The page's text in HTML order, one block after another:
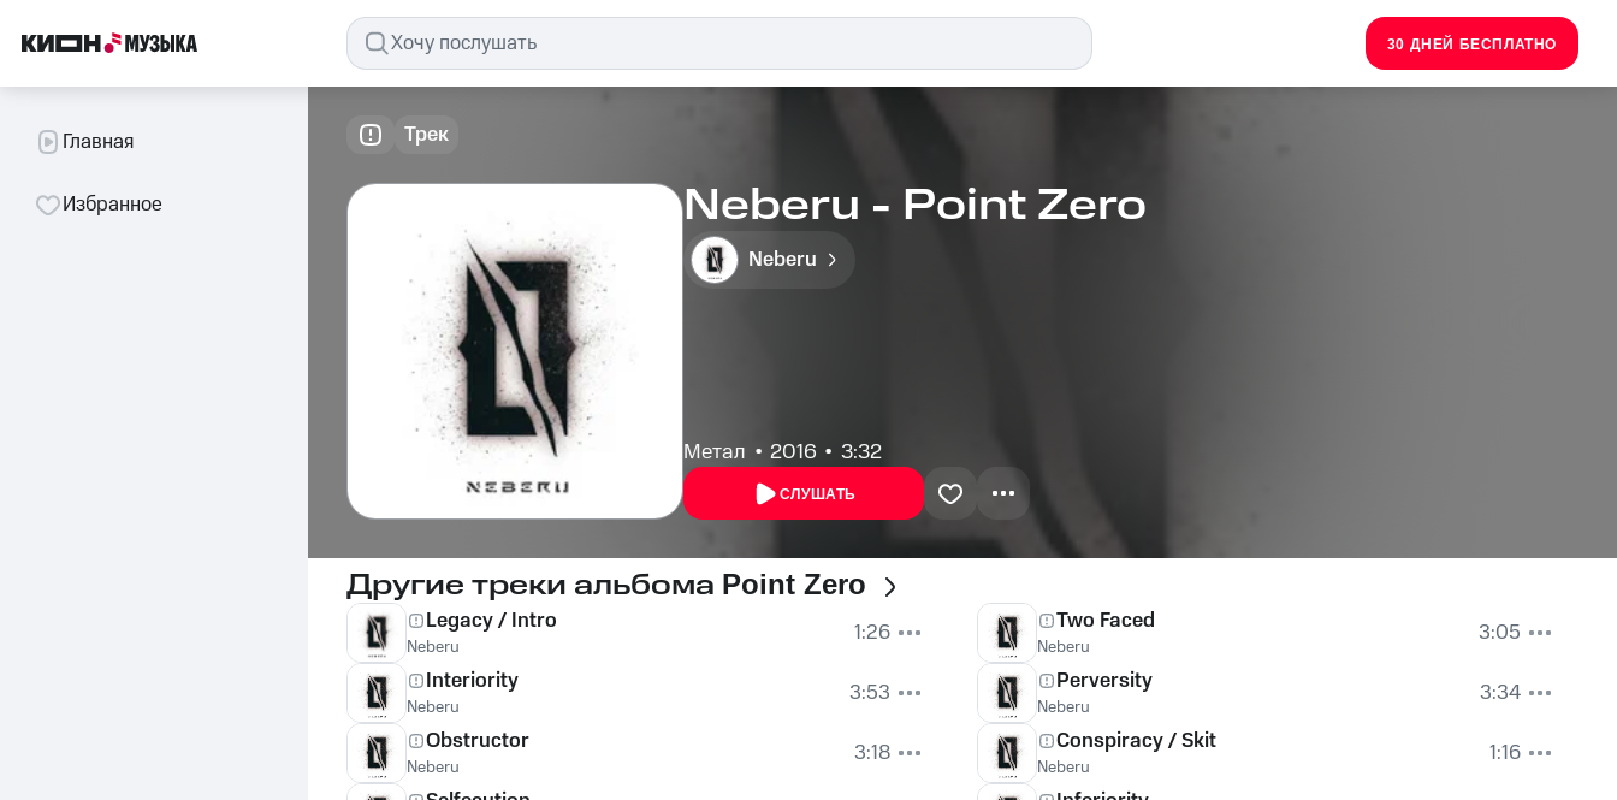
30 ДНЕЙ БЕСПЛАТНО
Главная
Избранное
Трек
Neberu - Point Zero
Neberu
Метал 2016 3:32
СЛУШАТЬ
Другие треки альбома Point Zero
Legacy / Intro
Neberu
1:26
Interiority
Neberu
3:53
Obstructor
Neberu
3:18
Two Faced
Neberu
3:05
Perversity
Neberu
3:34
Conspiracy / Skit
Neberu
1:16